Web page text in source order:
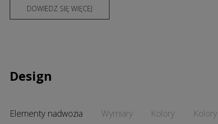
DOWIEDZ SIĘ WIĘCEJ
Design
Elementy nadwozia Wymiary Kolory